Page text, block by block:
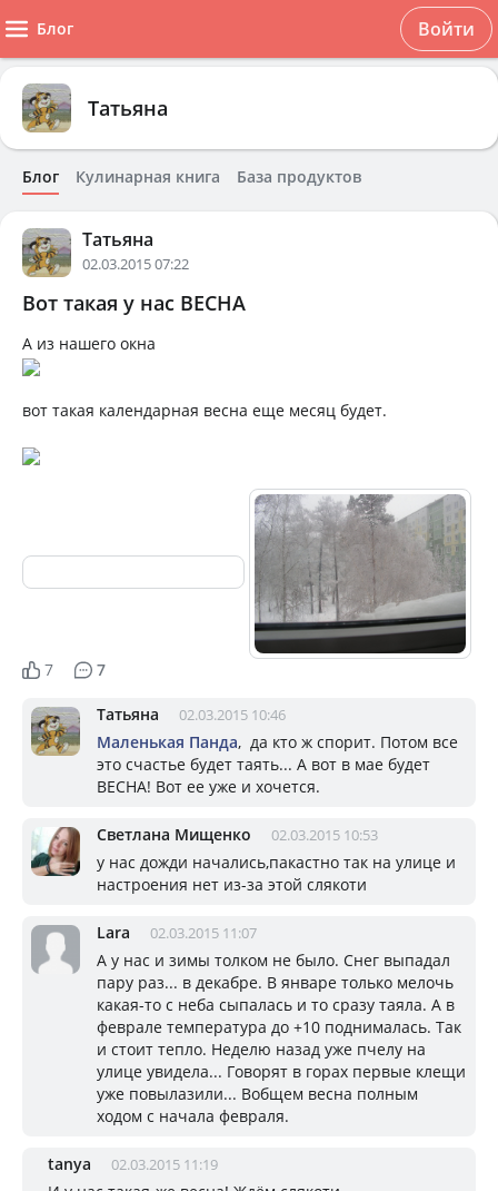
Блог Войти
Татьяна
Блог Кулинарная книга База продуктов
Татьяна
02.03.2015 07:22
Вот такая у нас ВЕСНА
А из нашего окна
вот такая календарная весна еще месяц будет.
7 7
Татьяна 02.03.2015 10:46
Маленькая Панда, да кто ж спорит. Потом все
это счастье будет таять... А вот в мае будет
ВЕСНА! Вот ее уже и хочется.
Светлана Мищенко 02.03.2015 10:53
у нас дожди начались,пакастно так на улице и
настроения нет из-за этой слякоти
Lara 02.03.2015 11:07
А у нас и зимы толком не было. Снег выпадал
пару раз... в декабре. В январе только мелочь
какая-то с неба сыпалась и то сразу таяла. А в
феврале температура до +10 поднималась. Так
и стоит тепло. Неделю назад уже пчелу на
улице увидела... Говорят в горах первые клещи
уже повылазили... Вобщем весна полным
ходом с начала февраля.
tanya 02.03.2015 11:19